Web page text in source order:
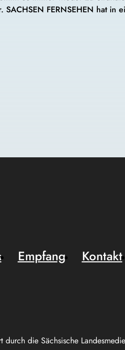
SACHSEN FERNSEHEN hat in
durch die Sächsische
Empfang Kontakt